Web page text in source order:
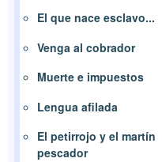
El que nace esclavo...
Venga al cobrador
Muerte e impuestos
Lengua afilada
El petirrojo y el martín
pescador